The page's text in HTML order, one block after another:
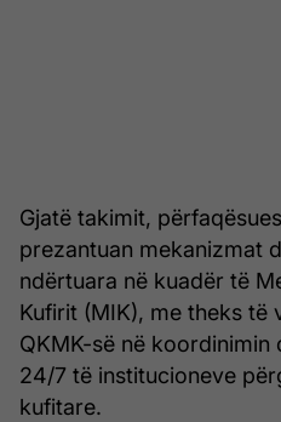
Gjatë takimit,
prezantuan mekanizmat
ndërtuara në kuadër të
Kufirit (MIK), me theks të
QKMK-së në koordinimin
24/7 të institucioneve
kufitare.